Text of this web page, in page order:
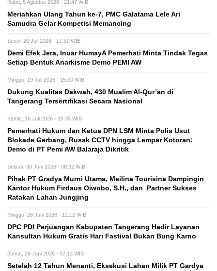
Rabu, 5 Agustus 2026 - 21:47 WIB
Meriahkan Ulang Tahun ke-7, PMC Galatama Lele Ari
Samudra Gelar Kompetisi Memancing
Senin, 20 Juli 2026 - 17:37 WIB
Demi Efek Jera, Inuar HumayA Pemerhati Minta Tindak Tegas
Setiap Bentuk Anarkisme Demo PEMI AW
Minggu, 19 Juli 2026 - 15:00 WIB
Dukung Kualitas Dakwah, 430 Mualim Al-Qur’an di
Tangerang Tersertifikasi Secara Nasional
Kamis, 16 Juli 2026 - 19:35 WIB
Pemerhati Hukum dan Ketua DPN LSM Minta Polis Usut
Blokade Gerbang, Rusak CCTV hingga Lempar Kotoran:
Demo di PT Pemi AW Balaraja Dikritik
Selasa, 30 Juni 2026 - 06:32 WIB
Pihak PT Gradya Murni Utama, Meilina Tourisina Dampingin
Kantor Hukum Firdaus Oiwobo, S.H., dan Partner Sukses
Ratakan Lahan Jungjing
Minggu, 28 Juni 2026 - 12:12 WIB
DPC PDI Perjuangan Kabupaten Tangerang Hadir Layanan
Kansultan Hukum Gratis Hari Fastival Bukan Bung Karno
Jumat, 26 Juni 2026 - 07:13 WIB
Setelah 12 Tahun Menanti, Eksekusi Lahan Milik PT Gardya